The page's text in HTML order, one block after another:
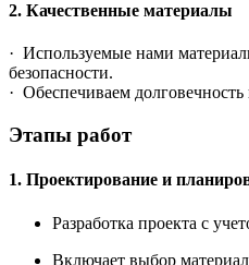
2. Качественные материалы
· Используемые нами
безопасности.
· Обеспечиваем
Этапы работ
1. Проектирование и
Разработка проекта с
Включает выбор